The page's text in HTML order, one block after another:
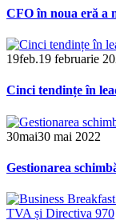
CFO în noua eră a
19feb.19 februarie
Cinci tendințe în
30mai30 mai 2022
Gestionarea